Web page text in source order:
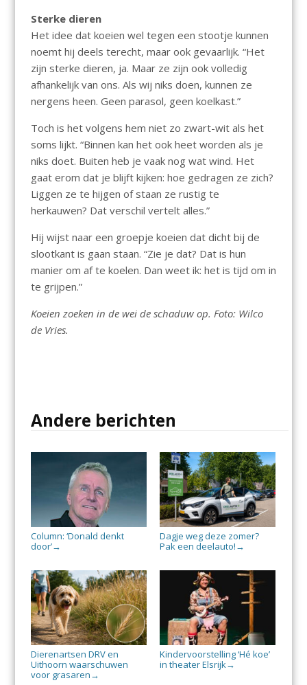
Sterke dieren
Het idee dat koeien wel tegen een stootje kunnen
noemt hij deels terecht, maar ook gevaarlijk. “Het
zijn sterke dieren, ja. Maar ze zijn ook volledig
afhankelijk van ons. Als wij niks doen, kunnen ze
nergens heen. Geen parasol, geen koelkast.”
Toch is het volgens hem niet zo zwart-wit als het
soms lijkt. “Binnen kan het ook heet worden als je
niks doet. Buiten heb je vaak nog wat wind. Het
gaat erom dat je blijft kijken: hoe gedragen ze zich?
Liggen ze te hijgen of staan ze rustig te
herkauwen? Dat verschil vertelt alles.”
Hij wijst naar een groepje koeien dat dicht bij de
slootkant is gaan staan. “Zie je dat? Dat is hun
manier om af te koelen. Dan weet ik: het is tijd om in
te grijpen.”
Koeien zoeken in de wei de schaduw op. Foto: Wilco
de Vries.
Andere berichten
Column: ‘Donald denkt
door’→
Dagje weg deze zomer?
Pak een deelauto! →
Dierenartsen DRV en
Uithoorn waarschuwen
voor grasaren →
Kindervoorstelling ‘Hé koe’
in theater Elsrijk→